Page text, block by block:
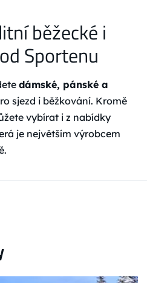
běžecké i
Sportenu
dámské, pánské a
sjezd i běžkování. Kromě
vybírat i z nabídky
je největším výrobcem